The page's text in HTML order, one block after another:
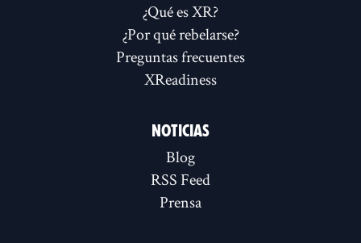
¿Qué es XR?
¿Por qué rebelarse?
Preguntas frecuentes
XReadiness
NOTICIAS
Blog
RSS Feed
Prensa